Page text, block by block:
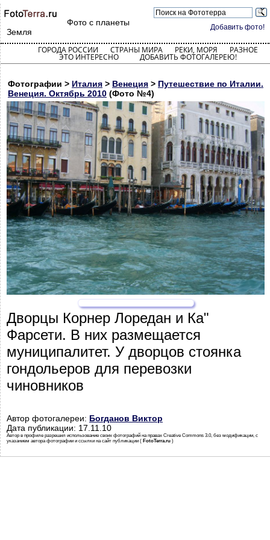
Добавить фото!
Фото с планеты
Земля
ГОРОДА РОССИИ СТРАНЫ МИРА РЕКИ, МОРЯ РАЗНОЕ
ЭТО ИНТЕРЕСНО ДОБАВИТЬ ФОТОГАЛЕРЕЮ!
Фотографии > Италия > Венеция > Путешествие по Италии.
Венеция. Октябрь 2010 (Фото №4)
Дворцы Корнер Лоредан и Ка"
Фарсети. В них размещается
муниципалитет. У дворцов стоянка
гондольеров для перевозки
чиновников
Автор фотогалереи: Богданов Виктор
Дата публикации: 17.11.10
Автор в профиле разрешил использование своих фотографий на правах Creative Commons 3.0, без модификации, с
указанием автора фотографии и ссылки на сайт публикации ( FotoTerra.ru )